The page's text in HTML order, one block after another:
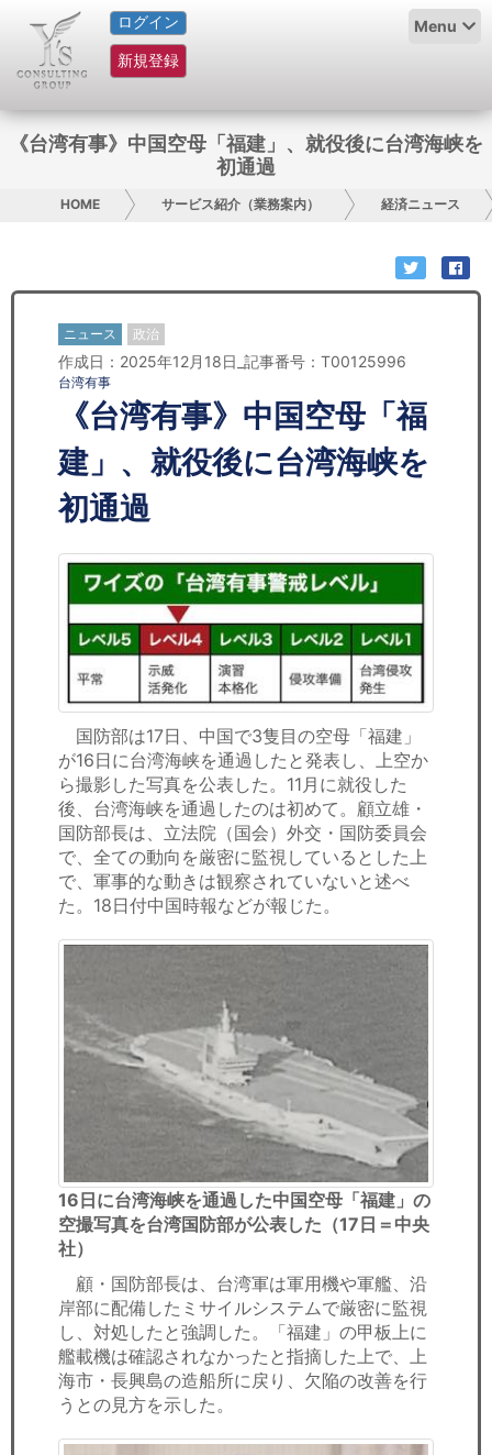
ログイン
新規登録
Menu
HOME
サービス紹介
コラム
お問い合わせ
日本人にPR
コンサルティング
リサーチ
セミナー
経済ニュース
労務顧問
ＩＴ
飲食店情報
《台湾有事》中国空母「福建」、就役後に台湾海峡を
初通過
HOME サービス紹介（業務案内） 経済ニュース
ニュース 政治
作成日：2025年12月18日_記事番号：T00125996
台湾有事
《台湾有事》中国空母「福
建」、就役後に台湾海峡を
初通過
国防部は17日、中国で3隻目の空母「福建」
が16日に台湾海峡を通過したと発表し、上空か
ら撮影した写真を公表した。11月に就役した
後、台湾海峡を通過したのは初めて。顧立雄・
国防部長は、立法院（国会）外交・国防委員会
で、全ての動向を厳密に監視しているとした上
で、軍事的な動きは観察されていないと述べ
た。18日付中国時報などが報じた。
16日に台湾海峡を通過した中国空母「福建」の
空撮写真を台湾国防部が公表した（17日＝中央
社）
顧・国防部長は、台湾軍は軍用機や軍艦、沿
岸部に配備したミサイルシステムで厳密に監視
し、対処したと強調した。「福建」の甲板上に
艦載機は確認されなかったと指摘した上で、上
海市・長興島の造船所に戻り、欠陥の改善を行
うとの見方を示した。